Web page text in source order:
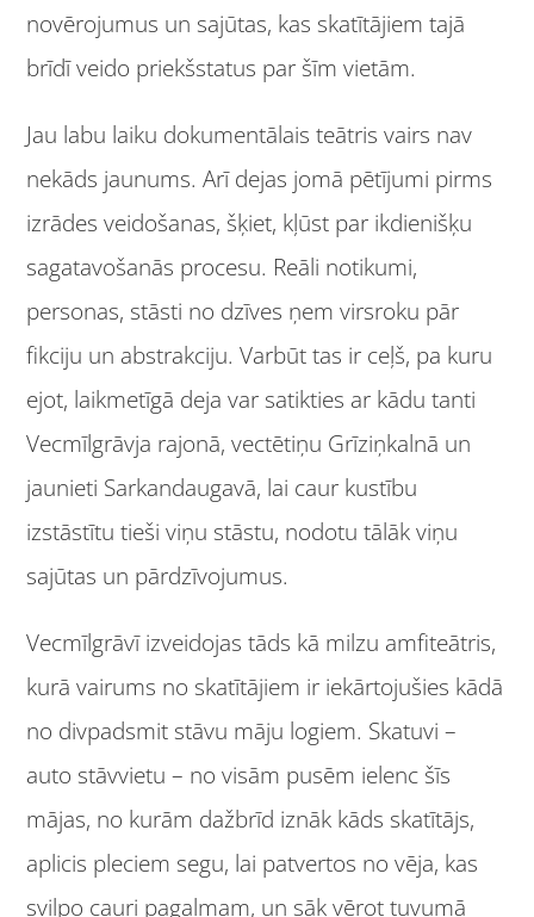
novērojumus un sajūtas, kas skatītājiem tajā
brīdī veido priekšstatus par šīm vietām.
Jau labu laiku dokumentālais teātris vairs nav
nekāds jaunums. Arī dejas jomā pētījumi pirms
izrādes veidošanas, šķiet, kļūst par ikdienišķu
sagatavošanās procesu. Reāli notikumi,
personas, stāsti no dzīves ņem virsroku pār
fikciju un abstrakciju. Varbūt tas ir ceļš, pa kuru
ejot, laikmetīgā deja var satikties ar kādu tanti
Vecmīlgrāvja rajonā, vectētiņu Grīziņkalnā un
jaunieti Sarkandaugavā, lai caur kustību
izstāstītu tieši viņu stāstu, nodotu tālāk viņu
sajūtas un pārdzīvojumus.
Vecmīlgrāvī izveidojas tāds kā milzu amfiteātris,
kurā vairums no skatītājiem ir iekārtojušies kādā
no divpadsmit stāvu māju logiem. Skatuvi –
auto stāvvietu – no visām pusēm ielenc šīs
mājas, no kurām dažbrīd iznāk kāds skatītājs,
aplicis pleciem segu, lai patvertos no vēja, kas
svilpo cauri pagalmam, un sāk vērot tuvumā